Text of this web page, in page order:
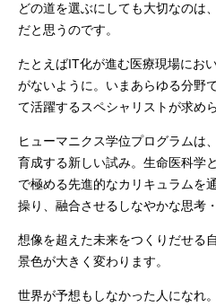
どの道を選ぶにしても大切なのは
だと思うのです。
たとえばIT化が進む医療現場にお
がないように。いまあらゆる分野
て活躍するスペシャリストが求め
ヒューマニクス学位プログラムは
育成する新しい試み。生命医科学
で極める先進的なカリキュラムを
操り、融合させるしなやかな思考
想像を超えた未来をつくりだせる
景色が大きく変わります。
世界が予想もしなかった人になれ。